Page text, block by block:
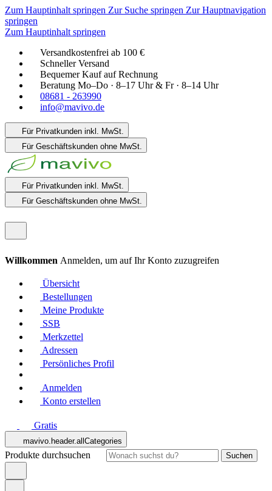
Zum Hauptinhalt springen Zur Suche springen Zur Hauptnavigation
springen
Zum Hauptinhalt springen
Versandkostenfrei ab 100 €
Schneller Versand
Bequemer Kauf auf Rechnung
Beratung Mo–Do · 8–17 Uhr & Fr · 8–14 Uhr
08681 - 263990
info@mavivo.de
Für Privatkunden inkl. MwSt.
Für Geschäftskunden ohne MwSt.
Für Privatkunden inkl. MwSt.
Für Geschäftskunden ohne MwSt.
Willkommen Anmelden, um auf Ihr Konto zuzugreifen
Übersicht
Bestellungen
Meine Produkte
SSB
Merkzettel
Adressen
Persönliches Profil
Anmelden
Konto erstellen
Gratis
mavivo.header.allCategories
Produkte durchsuchen Suchen